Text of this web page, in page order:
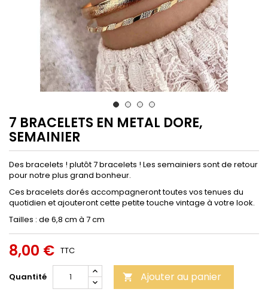
7 BRACELETS EN METAL DORE,
SEMAINIER
Des bracelets ! plutôt 7 bracelets ! Les semainiers sont de retour
pour notre plus grand bonheur.
Ces bracelets dorés accompagneront toutes vos tenues du
quotidien et ajouteront cette petite touche vintage à votre look.
Tailles : de 6,8 cm à 7 cm
8,00 € TTC
Quantité  Ajouter au panier